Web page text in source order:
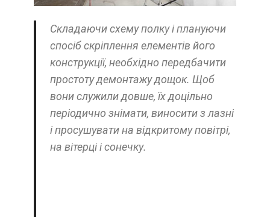
Складаючи схему полку і плануючи
спосіб скріплення елементів його
конструкції, необхідно передбачити
простоту демонтажу дощок. Щоб
вони служили довше, їх доцільно
періодично знімати, виносити з лазні
і просушувати на відкритому повітрі,
на вітерці і сонечку.